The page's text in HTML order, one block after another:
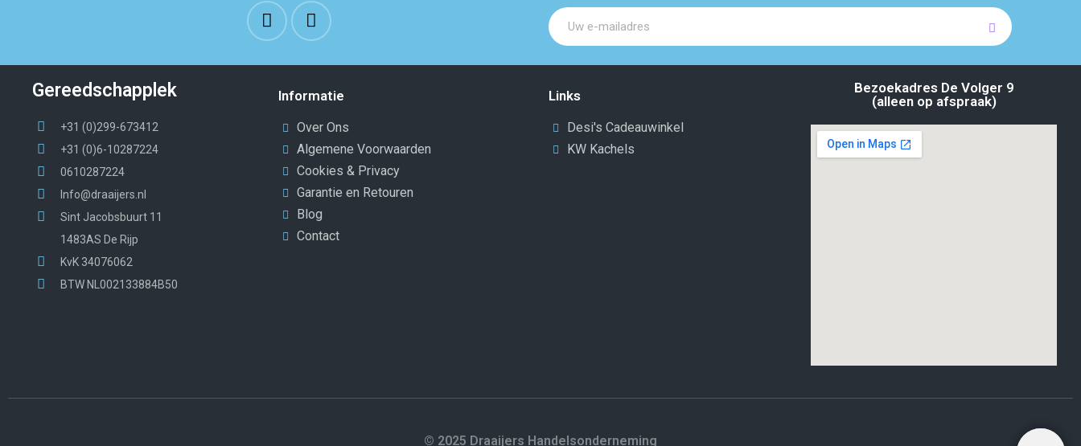
Gereedschapplek
+31 (0)299-673412
+31 (0)6-10287224
0610287224
Info@draaijers.nl
Sint Jacobsbuurt 11
1483AS De Rijp
KvK 34076062
BTW NL002133884B50
Informatie
Over Ons
Algemene Voorwaarden
Cookies & Privacy
Garantie en Retouren
Blog
Contact
Links
Desi's Cadeauwinkel
KW Kachels
Bezoekadres De Volger 9
(alleen op afspraak)
© 2025 Draaijers Handelsonderneming